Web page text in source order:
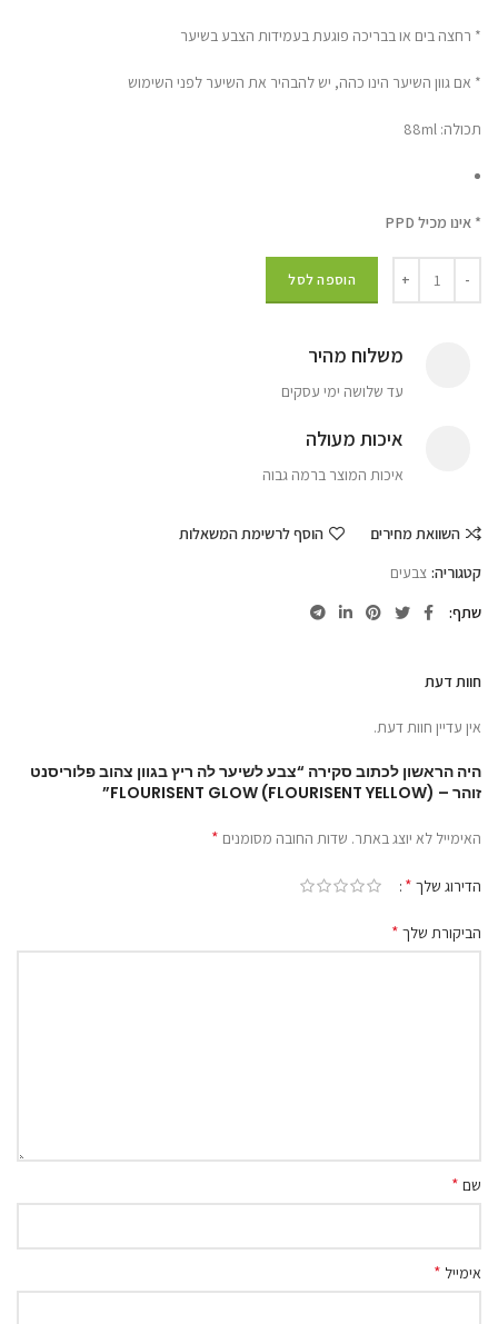
* רחצה בים או בבריכה פוגעת בעמידות הצבע בשיער
* אם גוון השיער הינו כהה, יש להבהיר את השיער לפני השימוש
תכולה: 88ml
* אינו מכיל PPD
הוספה לסל
משלוח מהיר
עד שלושה ימי עסקים
איכות מעולה
איכות המוצר ברמה גבוה
השוואת מחירים
הוסף לרשימת המשאלות
קטגוריה: צבעים
שתף
חוות דעת
אין עדיין חוות דעת.
היה הראשון לכתוב סקירה “צבע לשיער לה ריץ בגוון צהוב פלוריסנט
זוהר – FLOURISENT GLOW (FLOURISENT YELLOW)”
האימייל לא יוצג באתר. שדות החובה מסומנים *
הדירוג שלך *
הביקורת שלך *
שם *
אימייל *